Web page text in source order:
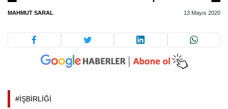
MAHMUT SARAL 13 Mayıs 2020
#İŞBİRLİĞİ